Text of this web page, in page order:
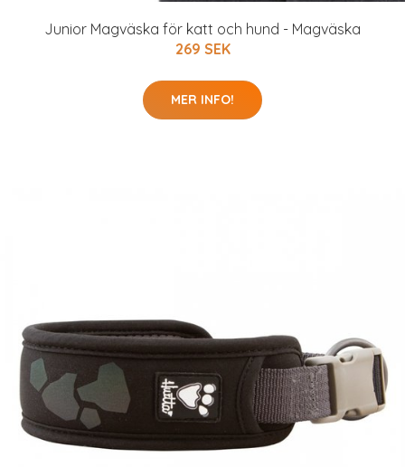
Junior Magväska för katt och hund - Magväska
269 SEK
MER INFO!